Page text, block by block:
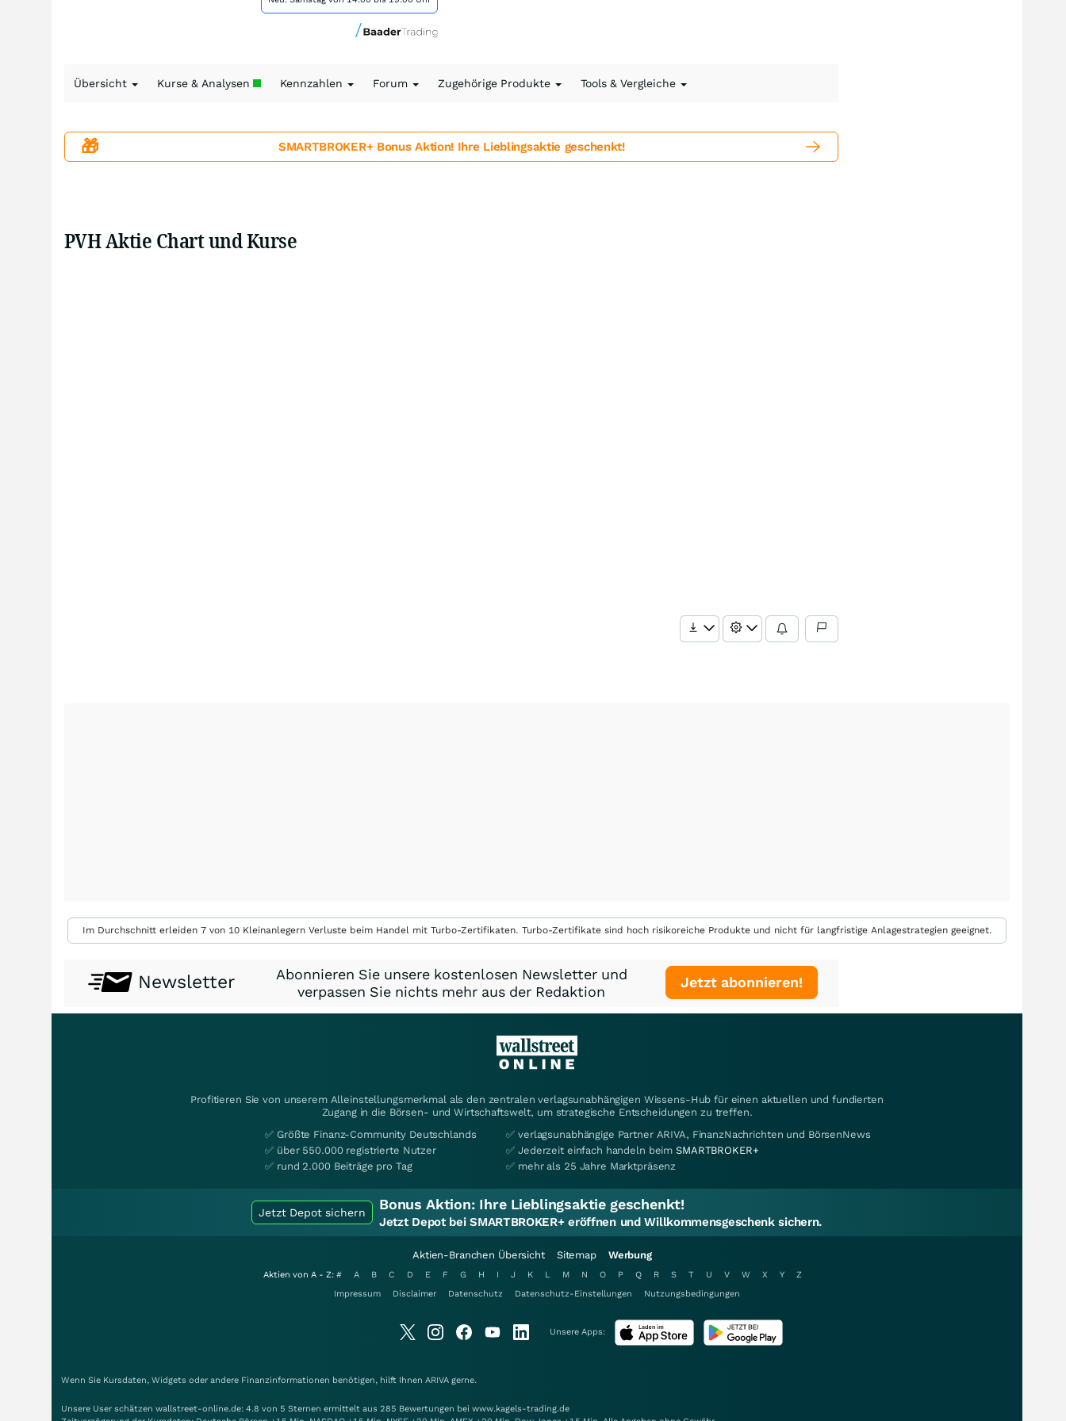
Übersicht Kurse & Analysen Kennzahlen Forum Zugehörige Produkte Tools & Vergleiche
🎁 SMARTBROKER+ Bonus Aktion! Ihre Lieblingsaktie geschenkt!
PVH Aktie Chart und Kurse
Im Durchschnitt erleiden 7 von 10 Kleinanlegern Verluste beim Handel mit Turbo-Zertifikaten. Turbo-Zertifikate sind hoch risikoreiche Produkte und nicht für langfristige Anlagestrategien geeignet.
Newsletter
Abonnieren Sie unsere kostenlosen Newsletter und
verpassen Sie nichts mehr aus der Redaktion
Jetzt abonnieren!
Profitieren Sie von unserem Alleinstellungsmerkmal als den zentralen verlagsunabhängigen Wissens-Hub für einen aktuellen und fundierten
Zugang in die Börsen- und Wirtschaftswelt, um strategische Entscheidungen zu treffen.
✅ Größte Finanz-Community Deutschlands
✅ über 550.000 registrierte Nutzer
✅ rund 2.000 Beiträge pro Tag
✅ verlagsunabhängige Partner ARIVA, FinanzNachrichten und BörsenNews
✅ Jederzeit einfach handeln beimSMARTBROKER+
✅ mehr als 25 Jahre Marktpräsenz
Jetzt Depot sichern Bonus Aktion: Ihre Lieblingsaktie geschenkt!
Jetzt Depot bei SMARTBROKER+ eröffnen und Willkommensgeschenk sichern.
Aktien-Branchen Übersicht Sitemap Werbung
Aktien von A - Z: # A B C D E F G H I J K L M N O P Q R S T U V W X Y
Z
Impressum
Disclaimer Datenschutz Datenschutz-Einstellungen Nutzungsbedingungen
Unsere Apps:
Wenn Sie Kursdaten, Widgets oder andere Finanzinformationen benötigen, hilft Ihnen ARIVA gerne.
Unsere User schätzen wallstreet-online.de: 4.8 von 5 Sternen ermittelt aus 285 Bewertungen bei www.kagels-trading.de